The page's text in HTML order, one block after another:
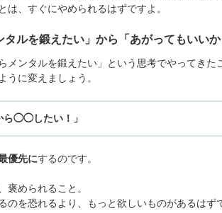
は、すぐにやめられるはずですよ。
タルを鍛えたい」から「あがってもいい
メンタルを鍛えたい」という思考でやってきた
うに変えましょう。
ら◯◯したい！」
優先にするのです。
褒められること。
のを恐れるより、もっと欲しいものがあるはず